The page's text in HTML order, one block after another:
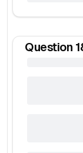
Question